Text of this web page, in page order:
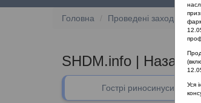
Головна Проведені заходи
SHDM.info |
Гострі риносинусити
Уся